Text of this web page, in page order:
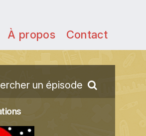
À propos Contact
un épisode